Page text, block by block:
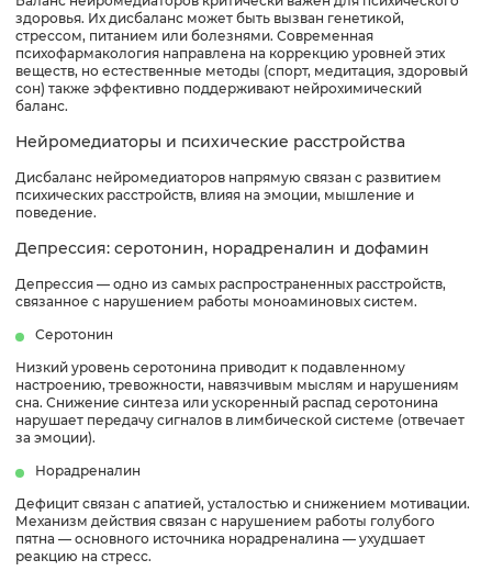
здоровья. Их дисбаланс может быть вызван генетикой,
стрессом, питанием или болезнями. Современная
психофармакология направлена на коррекцию уровней этих
веществ, но естественные методы (спорт, медитация, здоровый
сон) также эффективно поддерживают нейрохимический
баланс.
Нейромедиаторы и психические расстройства
Дисбаланс нейромедиаторов напрямую связан с развитием
психических расстройств, влияя на эмоции, мышление и
поведение.
Депрессия: серотонин, норадреналин и дофамин
Депрессия — одно из самых распространенных расстройств,
связанное с нарушением работы моноаминовых систем.
Серотонин
Низкий уровень серотонина приводит к подавленному
настроению, тревожности, навязчивым мыслям и нарушениям
сна. Снижение синтеза или ускоренный распад серотонина
нарушает передачу сигналов в лимбической системе (отвечает
за эмоции).
Норадреналин
Дефицит связан с апатией, усталостью и снижением мотивации.
Механизм действия связан с нарушением работы голубого
пятна — основного источника норадреналина — ухудшает
реакцию на стресс.